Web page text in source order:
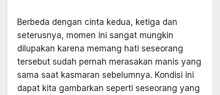
Berbeda dengan cinta kedua, ketiga dan
seterusnya, momen ini sangat mungkin
dilupakan karena memang hati seseorang
tersebut sudah pernah merasakan manis yang
sama saat kasmaran sebelumnya. Kondisi ini
dapat kita gambarkan seperti seseorang yang